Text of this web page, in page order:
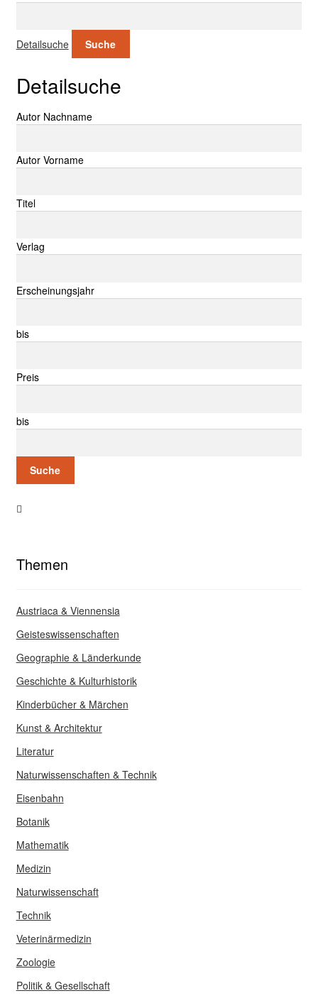
Detailsuche Suche
Detailsuche
Suche nach:
Autor Nachname
Autor Vorname
Titel
Verlag
Erscheinungsjahr
bis
Preis
bis
Suche
Themen
Austriaca & Viennensia
Geisteswissenschaften
Geographie & Länderkunde
Geschichte & Kulturhistorik
Kinderbücher & Märchen
Kunst & Architektur
Literatur
Naturwissenschaften & Technik
Eisenbahn
Botanik
Mathematik
Medizin
Naturwissenschaft
Technik
Veterinärmedizin
Zoologie
Politik & Gesellschaft